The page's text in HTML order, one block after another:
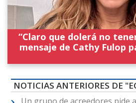
“Claro que dolerá no
mensaje de Cathy Fulop
NOTICIAS ANTERIORES DE